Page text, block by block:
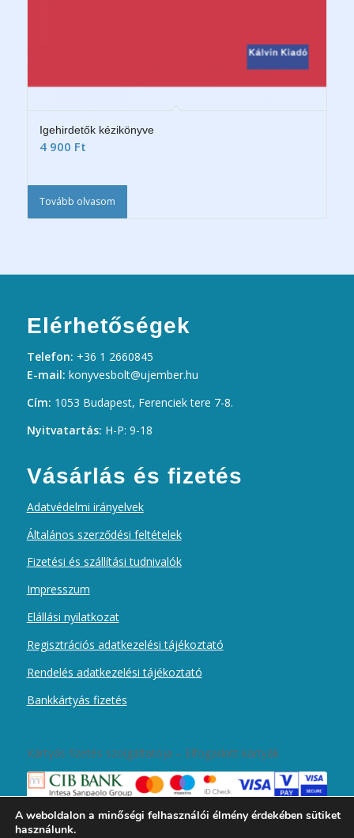
Igehirdetők kézikönyve
4 900 Ft
Tovább olvasom
Elérhetőségek
Telefon: +36 1 2660845
E-mail: konyvesbolt@ujember.hu
Cím: 1053 Budapest, Ferenciek tere 7-8.
Nyitvatartás: H-P: 9-18
Vásárlás és fizetés
Adatvédelmi irányelvek
Általános szerződési feltételek
Fizetési és szállítási tudnivalók
Impresszum
Elállási nyilatkozat
Regisztrációs adatkezelési tájékoztató
Rendelés adatkezelési tájékoztató
Bankkártyás fizetés
Kártyás fizetés szolgáltatója – Elfogadott kártyák
A weboldalon a minőségi felhasználói élmény érdekében sütiket
használunk.